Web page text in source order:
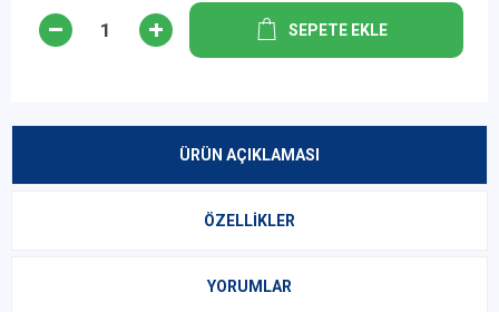
SEPETE EKLE
ÜRÜN AÇIKLAMASI
ÖZELLIKLER
YORUMLAR